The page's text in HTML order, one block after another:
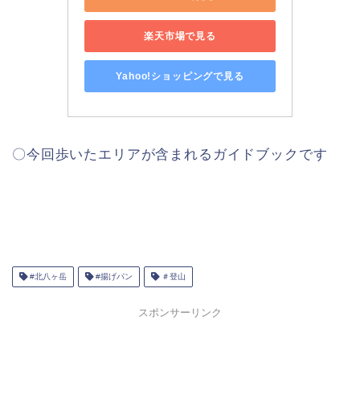
楽天市場で見る
Yahoo!ショッピングで見る
〇今回歩いたエリアが含まれるガイドブックです
#北八ヶ岳 #揚げパン ＃登山
スポンサーリンク